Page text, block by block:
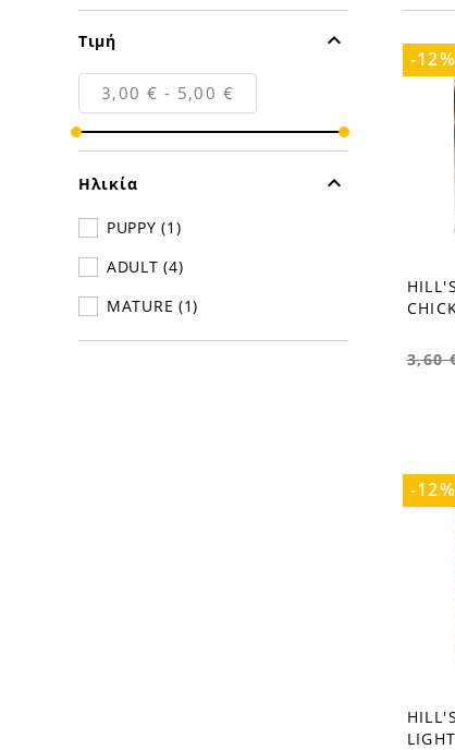
Τιμή 
3,00 € - 5,00 €
Ηλικία 
PUPPY(1)
ADULT(4)
MATURE (1)
3,60
-12%
-12%